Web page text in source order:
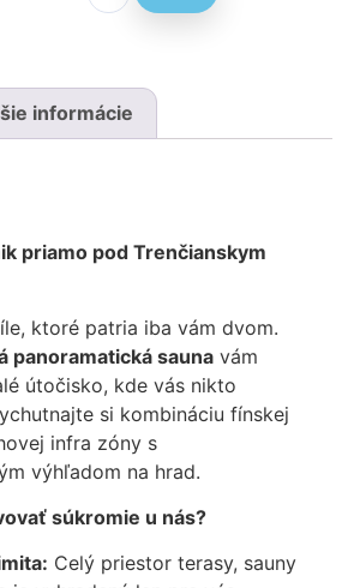
informácie
priamo pod Trenčianskym
ktoré patria iba vám dvom.
panoramatická sauna vám
útočisko, kde vás nikto
si kombináciu fínskej
infra zóny s
výhľadom na hrad.
súkromie u nás?
Celý priestor terasy, sauny